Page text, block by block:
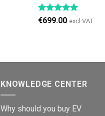
€699.00 excl VAT
KNOWLEDGE CENTER
Why should you buy EV